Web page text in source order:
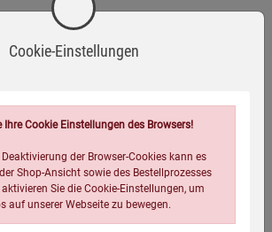
Vegan
(23%), Süßholz*, Oregano* (8%),
Cookie-Einstellungen
Ihre Cookie Einstellungen des Browsers!
der Browser-Cookies kann es
Shop-Ansicht sowie des Bestellprozesses
Sie die Cookie-Einstellungen, um
auf unserer Webseite zu bewegen.